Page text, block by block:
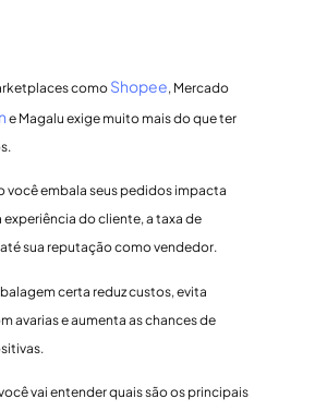
como Shopee, Mercado
e Magalu exige muito mais do que ter
você embala seus pedidos impacta
do cliente, a taxa de
sua reputação como vendedor.
certa reduz custos, evita
avarias e aumenta as chances de
vai entender quais são os principais